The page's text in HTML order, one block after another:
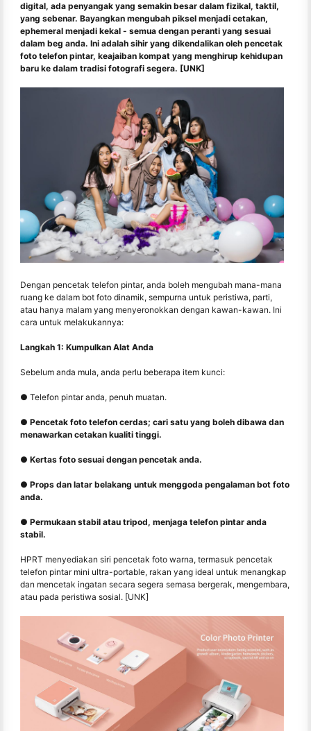
digital, ada penyangak yang semakin besar dalam fizikal, taktil,
yang sebenar. Bayangkan mengubah piksel menjadi cetakan,
ephemeral menjadi kekal - semua dengan peranti yang sesuai
dalam beg anda. Ini adalah sihir yang dikendalikan oleh pencetak
foto telefon pintar, keajaiban kompat yang menghirup kehidupan
baru ke dalam tradisi fotografi segera. [UNK]
Dengan pencetak telefon pintar, anda boleh mengubah mana-mana
ruang ke dalam bot foto dinamik, sempurna untuk peristiwa, parti,
atau hanya malam yang menyeronokkan dengan kawan-kawan. Ini
cara untuk melakukannya:
Langkah 1: Kumpulkan Alat Anda
Sebelum anda mula, anda perlu beberapa item kunci:
● Telefon pintar anda, penuh muatan.
● Pencetak foto telefon cerdas; cari satu yang boleh dibawa dan
menawarkan cetakan kualiti tinggi.
● Kertas foto sesuai dengan pencetak anda.
● Props dan latar belakang untuk menggoda pengalaman bot foto
anda.
● Permukaan stabil atau tripod, menjaga telefon pintar anda
stabil.
HPRT menyediakan siri pencetak foto warna, termasuk pencetak
telefon pintar mini ultra-portable, rakan yang ideal untuk menangkap
dan mencetak ingatan secara segera semasa bergerak, mengembara,
atau pada peristiwa sosial. [UNK]